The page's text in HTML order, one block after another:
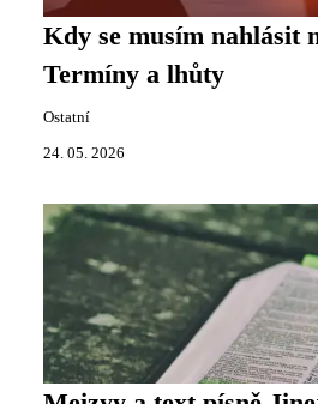
Kdy se musím nahlásit
Termíny a lhůty
Ostatní
24. 05. 2026